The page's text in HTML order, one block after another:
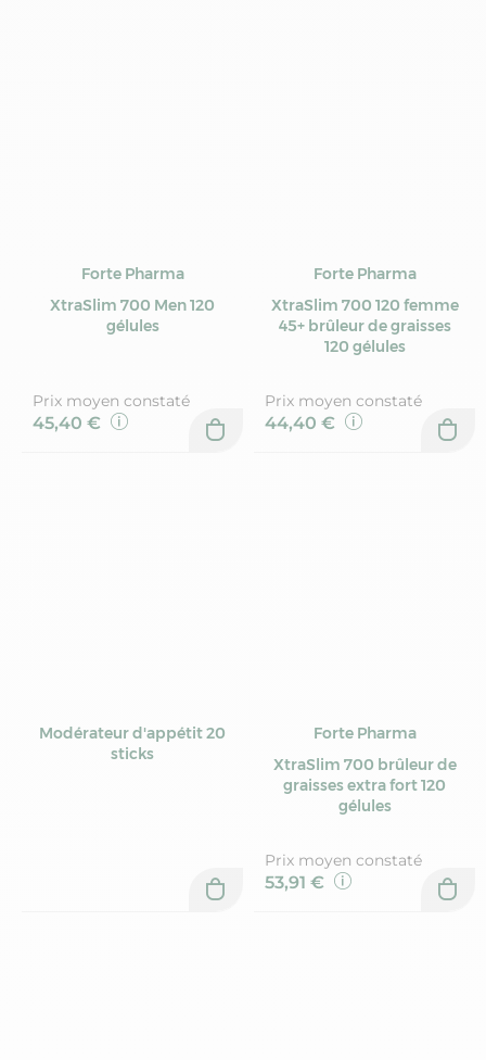
Forte Pharma
XtraSlim 700 Men 120
gélules
Prix moyen constaté
45,40 €
Forte Pharma
XtraSlim 700 120 femme
45+ brûleur de graisses
120 gélules
Prix moyen constaté
44,40 €
Modérateur d'appétit 20
sticks
Forte Pharma
XtraSlim 700 brûleur de
graisses extra fort 120
gélules
Prix moyen constaté
53,91 €